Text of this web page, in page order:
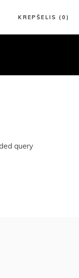
KREPŠELIS (0)
query